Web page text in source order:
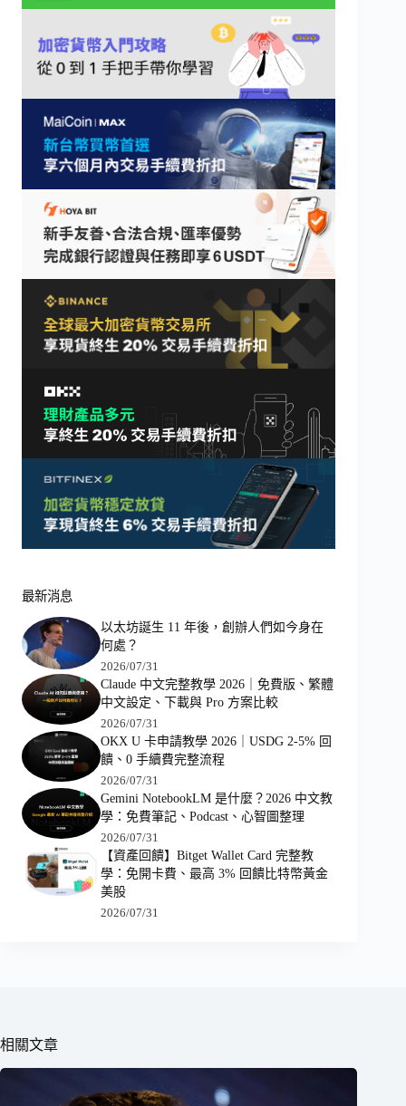
最新消息
以太坊誕生 11 年後，創辦人們如今身在
何處？
2026/07/31
Claude 中文完整教學 2026｜免費版、繁體
中文設定、下載與 Pro 方案比較
2026/07/31
OKX U 卡申請教學 2026｜USDG 2-5% 回
饋、0 手續費完整流程
2026/07/31
Gemini NotebookLM 是什麼？2026 中文教
學：免費筆記、Podcast、心智圖整理
2026/07/31
【資產回饋】Bitget Wallet Card 完整教
學：免開卡費、最高 3% 回饋比特幣黃金
美股
2026/07/31
相關文章